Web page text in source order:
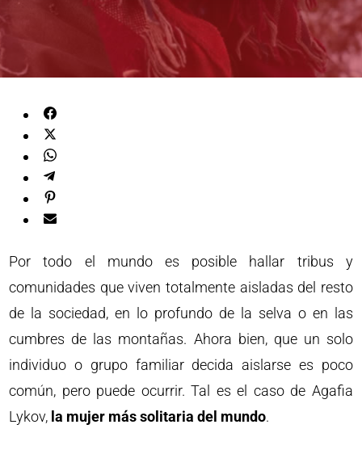
Por todo el mundo es posible hallar tribus y
comunidades que viven totalmente aisladas del resto
de la sociedad, en lo profundo de la selva o en las
cumbres de las montañas. Ahora bien, que un solo
individuo o grupo familiar decida aislarse es poco
común, pero puede ocurrir. Tal es el caso de Agafia
Lykov, la mujer más solitaria del mundo.